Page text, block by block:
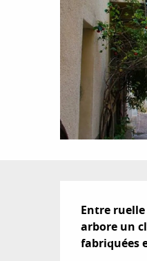
Entre
arbore un
fabriquées